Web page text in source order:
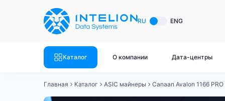
RU ENG
Каталог О компании Дата-центры
ASIC майнеры
Готовый
Готовый
Главная Каталог ASIC майнеры Canaan Avalon 1166